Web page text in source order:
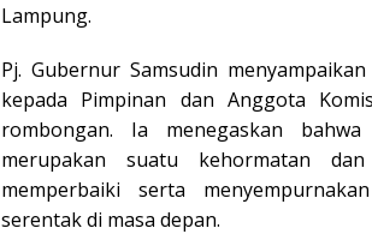
Lampung.
Pj. Gubernur Samsudin
kepada Pimpinan dan Anggota
rombongan. Ia menegaskan
merupakan suatu kehormatan
memperbaiki serta
serentak di masa depan.